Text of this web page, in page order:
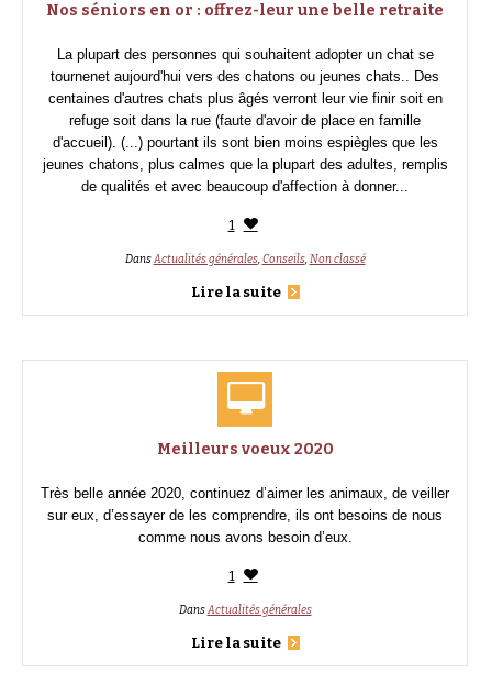
Nos séniors en or : offrez-leur une belle retraite
La plupart des personnes qui souhaitent adopter un chat se
tournenet aujourd'hui vers des chatons ou jeunes chats.. Des
centaines d'autres chats plus âgés verront leur vie finir soit en
refuge soit dans la rue (faute d'avoir de place en famille
d'accueil). (...) pourtant ils sont bien moins espiègles que les
jeunes chatons, plus calmes que la plupart des adultes, remplis
de qualités et avec beaucoup d'affection à donner...
1
DansActualités générales,Conseils,Non classé
Lire la suite
Meilleurs voeux 2020
Très belle année 2020, continuez d’aimer les animaux, de veiller
sur eux, d’essayer de les comprendre, ils ont besoins de nous
comme nous avons besoin d’eux.
1
DansActualités générales
Lire la suite